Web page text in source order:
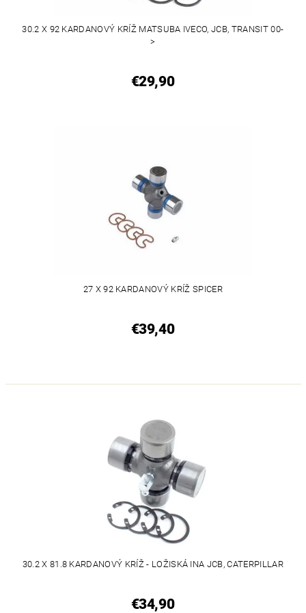
30.2 X 92 KARDANOVÝ KRÍŽ MATSUBA IVECO, JCB, TRANSIT 00-
>
€29,90
27 X 92 KARDANOVÝ KRÍŽ SPICER
€39,40
30.2 X 81.8 KARDANOVÝ KRÍŽ - LOŽISKÁ INA JCB, CATERPILLAR
€34,90